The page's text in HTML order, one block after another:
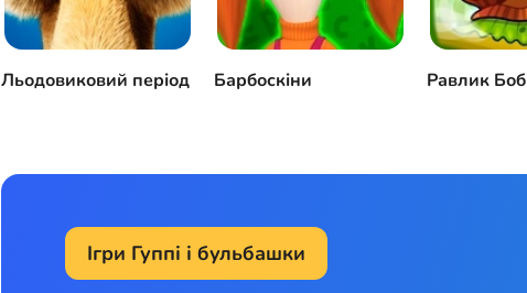
Льодовиковий період Барбоскіни Равлик Боб
Ігри Гуппі і бульбашки